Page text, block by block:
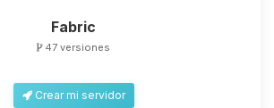
Fabric
47 versiones
Crear mi servidor